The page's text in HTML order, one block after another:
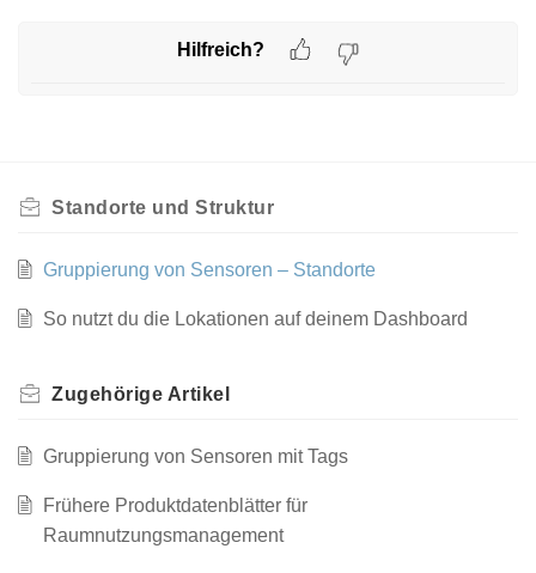
Hilfreich?
Standorte und Struktur
Gruppierung von Sensoren – Standorte
So nutzt du die Lokationen auf deinem Dashboard
Zugehörige Artikel
Gruppierung von Sensoren mit Tags
Frühere Produktdatenblätter für
Raumnutzungsmanagement